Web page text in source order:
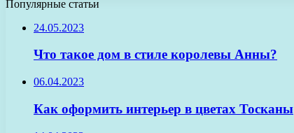
Популярные статьи
24.05.2023
Что такое дом в стиле королевы Анны?
06.04.2023
Как оформить интерьер в цветах Тосканы